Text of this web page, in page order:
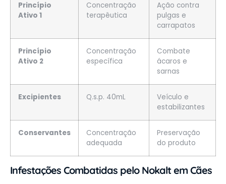
Princípio
Ativo 1
Concentração
terapêutica
Ação contra
pulgas e
carrapatos
Princípio
Ativo 2
Concentração
específica
Combate
ácaros e
sarnas
Excipientes Q.s.p. 40mL
Veículo e
estabilizantes
Conservantes
Concentração
adequada
Preservação
do produto
Infestações Combatidas pelo Nokalt em Cães